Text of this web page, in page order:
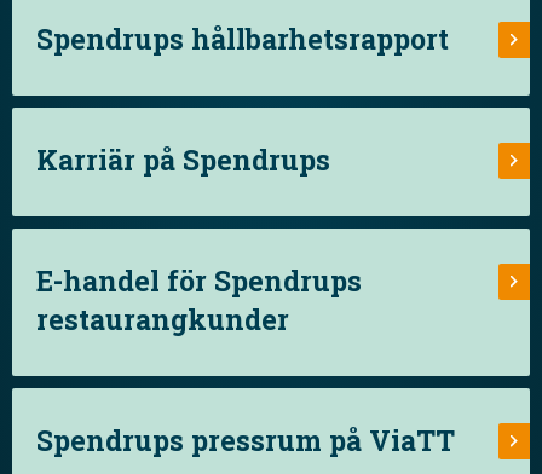
Spendrups hållbarhetsrapport
Karriär på Spendrups
E-handel för Spendrups
restaurangkunder
Spendrups pressrum på ViaTT